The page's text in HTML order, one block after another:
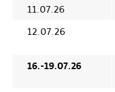
11.07.26
12.07.26
16.-19.07.26